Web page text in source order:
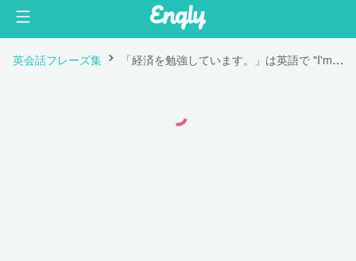
英会話フレーズ集 「経済を勉強しています。」は英語で "I'm majoring in economics."